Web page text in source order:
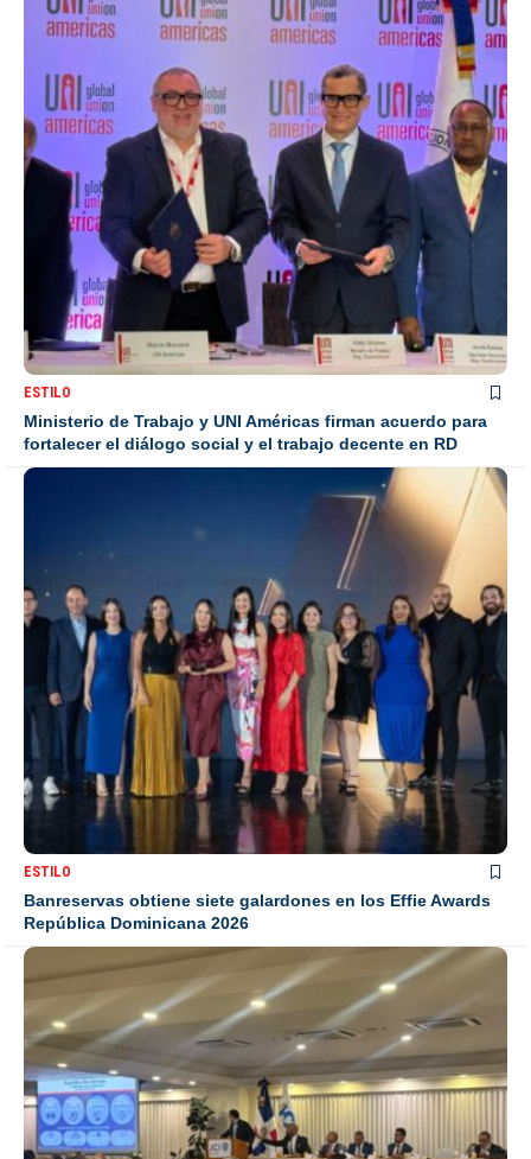
ESTILO
Ministerio de Trabajo y UNI Américas firman acuerdo para
fortalecer el diálogo social y el trabajo decente en RD
ESTILO
Banreservas obtiene siete galardones en los Effie Awards
República Dominicana 2026